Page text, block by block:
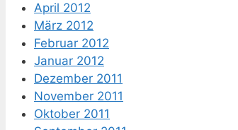
April 2012
März 2012
Februar 2012
Januar 2012
Dezember 2011
November 2011
Oktober 2011